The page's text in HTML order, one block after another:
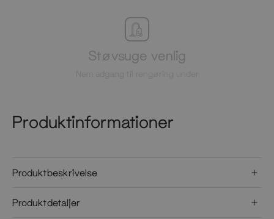
Støvsuge venlig
Produktinformationer
Produktbeskrivelse
Produktdetaljer